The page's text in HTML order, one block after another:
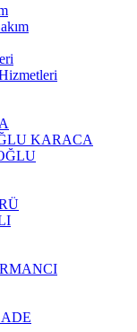
KARACA